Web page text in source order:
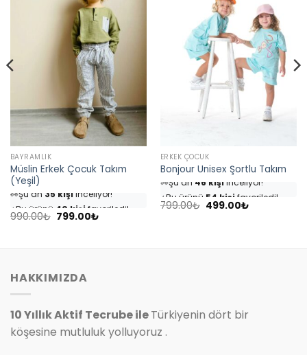
BAYRAMLIK
Müslin Erkek Çocuk Takım
(Yeşil)
👀Şu an
Bu ürünü 40 kişifavoriledi!
🛒18 kişisepetine ekledi!
990.00₺ Orijinal
799.00₺Şu
ERKEK ÇOCUK
Bonjour Unisex Şortlu Takım
👀Şu an 46 kişiinceliyor!
Bu ürünü54 kişifavoriledi!
🛒25 kişisepetine ekledi!
799.00₺ Orijinal
499.00₺Şu
HAKKIMIZDA
10 Yıllık Aktif Tecrube ileTürkiyenin dört bir
köşesine mutluluk yolluyoruz .